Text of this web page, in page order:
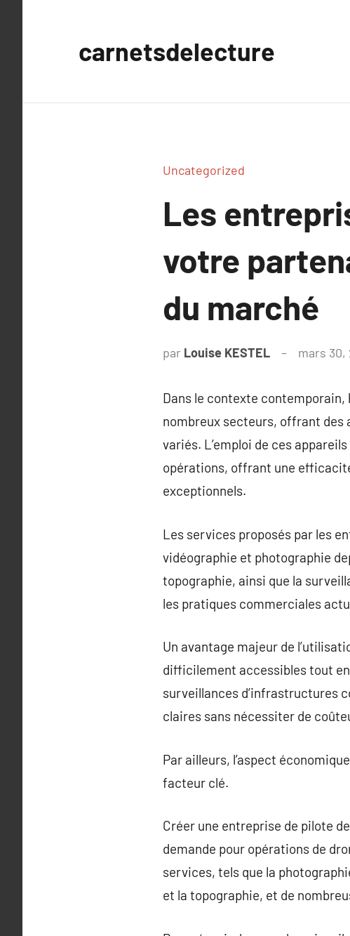
carnetsdelecture
Uncategorized
Les
votre
du marché
par Louise KESTEL mars 30,
Dans le contexte contemporain,
nombreux secteurs, offrant des
variés. L’emploi de ces
opérations, offrant une
exceptionnels.
Les services proposés par les
vidéographie et photographie
topographie, ainsi que la
les pratiques commerciales
Un avantage majeur de
difficilement accessibles tout
surveillances d’infrastructures
claires sans nécessiter de
Par ailleurs, l’aspect
facteur clé.
Créer une entreprise de pilote
demande pour opérations de
services, tels que la
et la topographie, et de